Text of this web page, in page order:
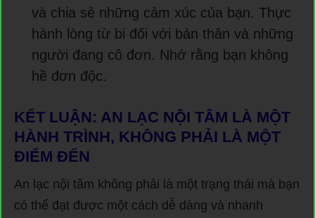
và chia sẻ những cảm xúc của bạn. Thực
hành lòng từ bi đối với bản thân và những
người đang cô đơn. Nhớ rằng bạn không
hề đơn độc.
KẾT LUẬN: AN LẠC NỘI TÂM LÀ MỘT
HÀNH TRÌNH, KHÔNG PHẢI LÀ MỘT
ĐIỂM ĐẾN
An lạc nội tâm không phải là một trạng thái mà bạn
có thể đạt được một cách dễ dàng và nhanh